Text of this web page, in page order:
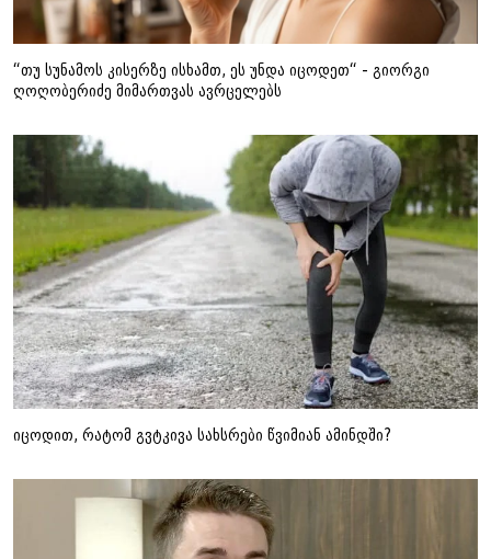
“თუ სუნამოს კისერზე ისხამთ, ეს უნდა იცოდეთ“ - გიორგი
ღოღობერიძე მიმართვას ავრცელებს
იცოდით, რატომ გვტკივა სახსრები წვიმიან ამინდში?